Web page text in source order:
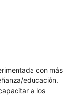
con más
educación.
a los